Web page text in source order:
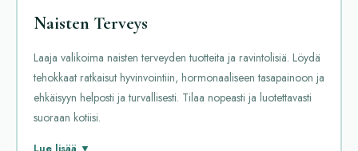
Naisten Terveys
Laaja valikoima naisten terveyden tuotteita ja ravintolisiä. Löydä
tehokkaat ratkaisut hyvinvointiin, hormonaaliseen tasapainoon ja
ehkäisyyn helposti ja turvallisesti. Tilaa nopeasti ja luotettavasti
suoraan kotiisi.
Naisten terveys kattaa laajan kirjon erilaisia lääkkeitä, jotka
Lue lisää ▼